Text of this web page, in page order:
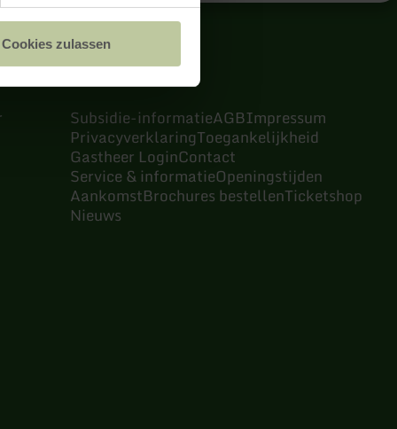
Cookies zulassen
Subsidie-informatieAGBImpressum
PrivacyverklaringToegankelijkheid
Gastheer LoginContact
Service & informatieOpeningstijden
AankomstBrochures bestellenTicketshop
Nieuws